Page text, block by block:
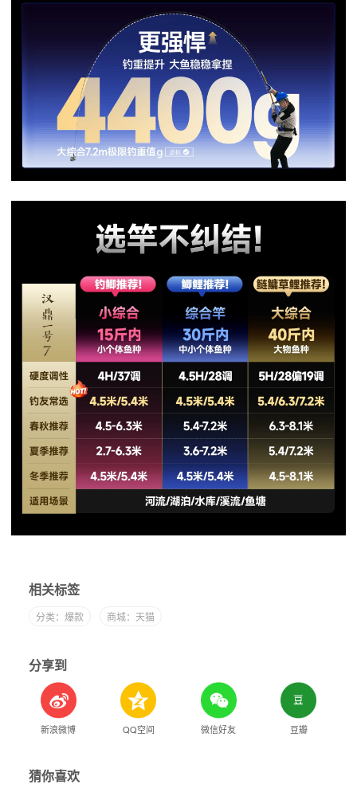
相关标签
分类：爆款 商城：天猫
分享到
新浪微博 QQ空间 微信好友 豆瓣
猜你喜欢